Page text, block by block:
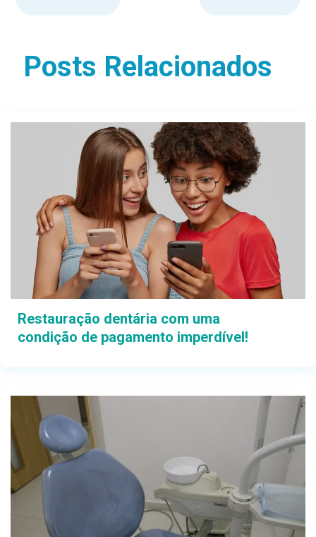
Posts Relacionados
Restauração dentária com uma
condição de pagamento imperdível!